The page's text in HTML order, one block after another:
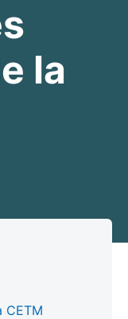
la
CETM